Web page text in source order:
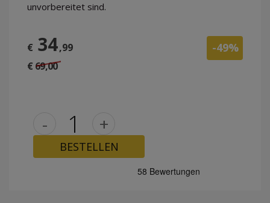
unvorbereitet sind.
€ 34,99 -49%
€ 69,00
- +
BESTELLEN